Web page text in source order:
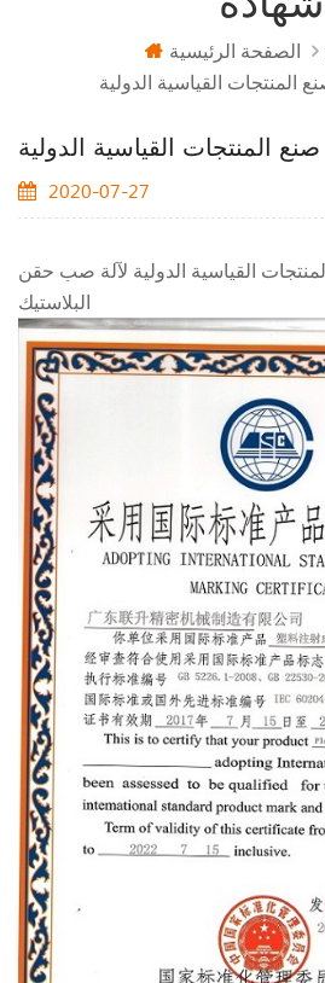
الصفحة الرئيسية
المنتجات القياسية الدولية
المنتجات القياسية الدولية
2020-07-27
القياسية الدولية لآلة صب حقن
البلاستيك